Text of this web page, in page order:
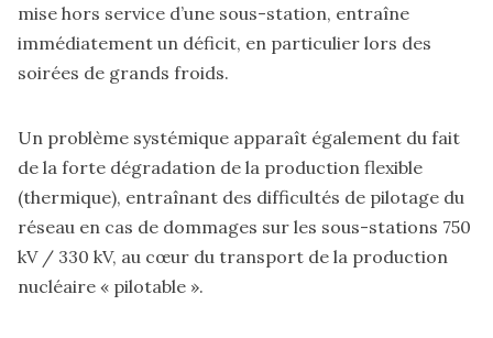
mise hors service d’une sous-station, entraîne
immédiatement un déficit, en particulier lors des
soirées de grands froids.
Un problème systémique apparaît également du fait
de la forte dégradation de la production flexible
(thermique), entraînant des difficultés de pilotage du
réseau en cas de dommages sur les sous-stations 750
kV / 330 kV, au cœur du transport de la production
nucléaire « pilotable ».